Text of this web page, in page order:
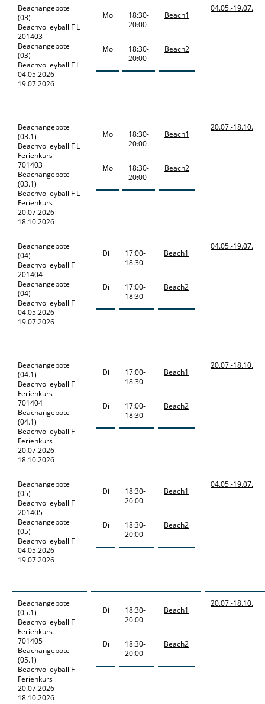
Beachangebote
(03)
Beachvolleyball F L
201403
Beachangebote
(03)
Beachvolleyball F L
04.05.2026-
19.07.2026
Mo
18:30-
20:00
Beach1
Mo
18:30-
20:00
Beach2
04.05.-19.07.
Beachangebote
(03.1)
Beachvolleyball F L
Ferienkurs
701403
Beachangebote
(03.1)
Beachvolleyball F L
Ferienkurs
20.07.2026-
18.10.2026
Mo
18:30-
20:00
Beach1
Mo
18:30-
20:00
Beach2
20.07.-18.10.
Beachangebote
(04)
Beachvolleyball F
201404
Beachangebote
(04)
Beachvolleyball F
04.05.2026-
19.07.2026
Di
17:00-
18:30
Beach1
Di
17:00-
18:30
Beach2
04.05.-19.07.
Beachangebote
(04.1)
Beachvolleyball F
Ferienkurs
701404
Beachangebote
(04.1)
Beachvolleyball F
Ferienkurs
20.07.2026-
18.10.2026
Di
17:00-
18:30
Beach1
Di
17:00-
18:30
Beach2
20.07.-18.10.
Beachangebote
(05)
Beachvolleyball F
201405
Beachangebote
(05)
Beachvolleyball F
04.05.2026-
19.07.2026
Di
18:30-
20:00
Beach1
Di
18:30-
20:00
Beach2
04.05.-19.07.
Beachangebote
(05.1)
Beachvolleyball F
Ferienkurs
701405
Beachangebote
(05.1)
Beachvolleyball F
Ferienkurs
20.07.2026-
18.10.2026
Di
18:30-
20:00
Beach1
Di
18:30-
20:00
Beach2
20.07.-18.10.